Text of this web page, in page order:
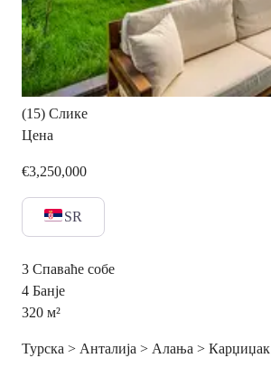
(15) Слике
Цена
€3,250,000
SR
3 Спаваће собе
4 Банје
320 м²
Турска > Анталија > Алања > Карџиџак